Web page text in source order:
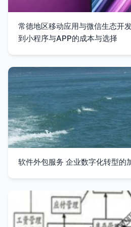
常德地区移动应用与微信生态开
到小程序与APP的成本与选择
软件外包服务 企业数字化转型的